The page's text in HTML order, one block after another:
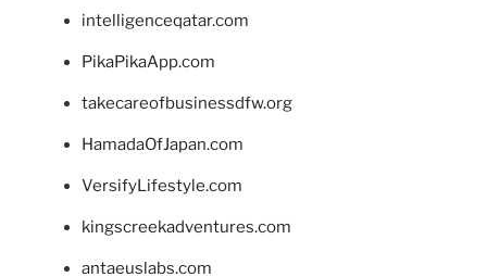
intelligenceqatar.com
PikaPikaApp.com
takecareofbusinessdfw.org
HamadaOfJapan.com
VersifyLifestyle.com
kingscreekadventures.com
antaeuslabs.com